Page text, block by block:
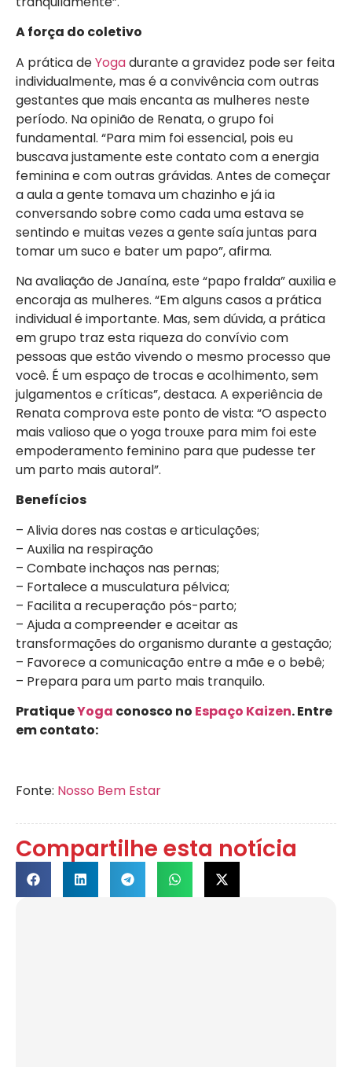
A força do coletivo
A prática deYogadurante a gravidez pode ser feita
individualmente, mas é a convivência com outras
gestantes que mais encanta as mulheres neste
período. Na opinião de Renata, o grupo foi
fundamental. “Para mim foi essencial, pois eu
buscava justamente este contato com a energia
feminina e com outras grávidas. Antes de começar
a aula a gente tomava um chazinho e já ia
conversando sobre como cada uma estava se
sentindo e muitas vezes a gente saía juntas para
tomar um suco e bater um papo”, afirma.
Na avaliação de Janaína, este “papo fralda” auxilia e
encoraja as mulheres. “Em alguns casos a prática
individual é importante. Mas, sem dúvida, a prática
em grupo traz esta riqueza do convívio com
pessoas que estão vivendo o mesmo processo que
você. É um espaço de trocas e acolhimento, sem
julgamentos e críticas”, destaca. A experiência de
Renata comprova este ponto de vista: “O aspecto
mais valioso que o yoga trouxe para mim foi este
empoderamento feminino para que pudesse ter
um parto mais autoral”.
Benefícios
– Alivia dores nas costas e articulações;
– Auxilia na respiração
– Combate inchaços nas pernas;
– Fortalece a musculatura pélvica;
– Facilita a recuperação pós-parto;
– Ajuda a compreender e aceitar as
transformações do organismo durante a gestação;
– Favorece a comunicação entre a mãe e o bebê;
– Prepara para um parto mais tranquilo.
PratiqueYoga conosco no Espaço Kaizen. Entre
em contato:
Fonte: Nosso Bem Estar
Compartilhe esta notícia